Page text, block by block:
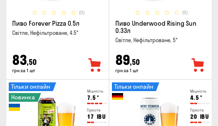
(0)
Пиво Forever Pizza 0.5л
Світле, Нефільтроване, 4.5°
83,50
грн за 1 шт
(0)
Пиво Underwood Rising Sun
0.33л
Світле, Нефільтроване, 5°
89,50
грн за 1 шт
Міцність
7.5 °
Гіркота
17 IBU
Тільки онлайн
Новинка
Міцність
4.5 °
Гіркота
20 IBU
Тільки онлайн